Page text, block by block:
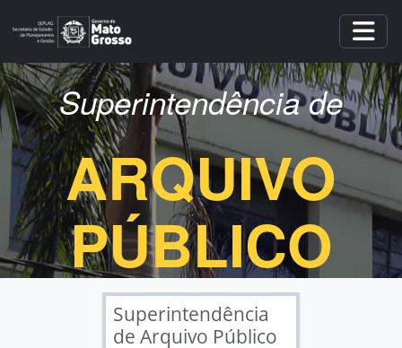
Skip to main content
Superintendência de
ARQUIVO
PÚBLICO
Superintendência
de Arquivo Público